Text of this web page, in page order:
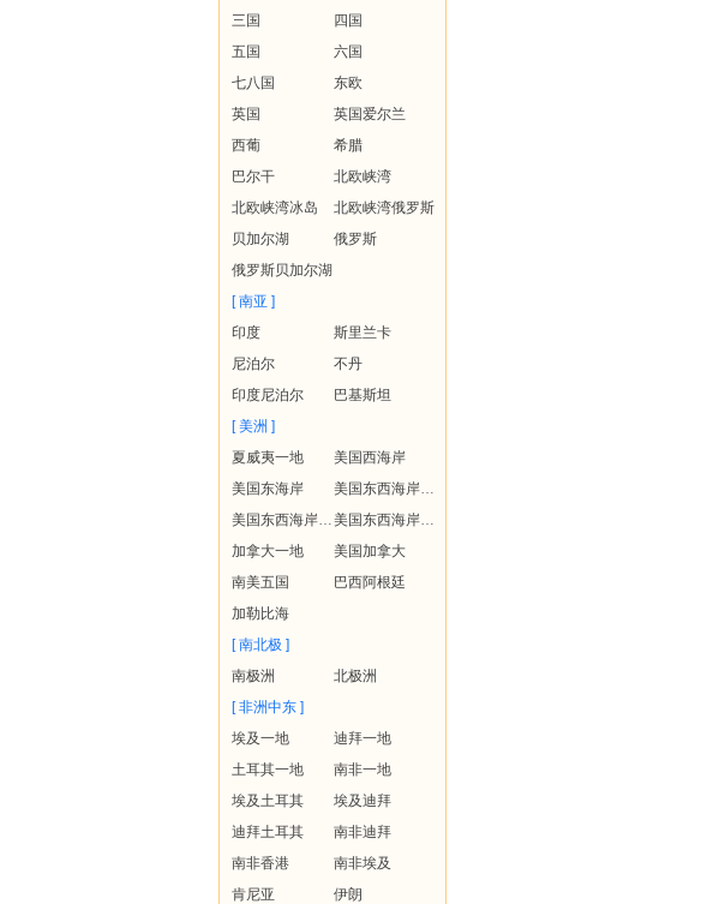
三国
四国
五国
六国
七八国
东欧
英国
英国爱尔兰
西葡
希腊
巴尔干
北欧峡湾
北欧峡湾冰岛
北欧峡湾俄罗斯
贝加尔湖
俄罗斯
俄罗斯贝加尔湖
[ 南亚 ]
印度
斯里兰卡
尼泊尔
不丹
印度尼泊尔
巴基斯坦
[ 美洲 ]
夏威夷一地
美国西海岸
美国东海岸
美国东西海岸+夏威夷
美国东西海岸+黄石
美国东西海岸+夏威夷+黄石
加拿大一地
美国加拿大
南美五国
巴西阿根廷
加勒比海
[ 南北极 ]
南极洲
北极洲
[ 非洲中东 ]
埃及一地
迪拜一地
土耳其一地
南非一地
埃及土耳其
埃及迪拜
迪拜土耳其
南非迪拜
南非香港
南非埃及
肯尼亚
伊朗